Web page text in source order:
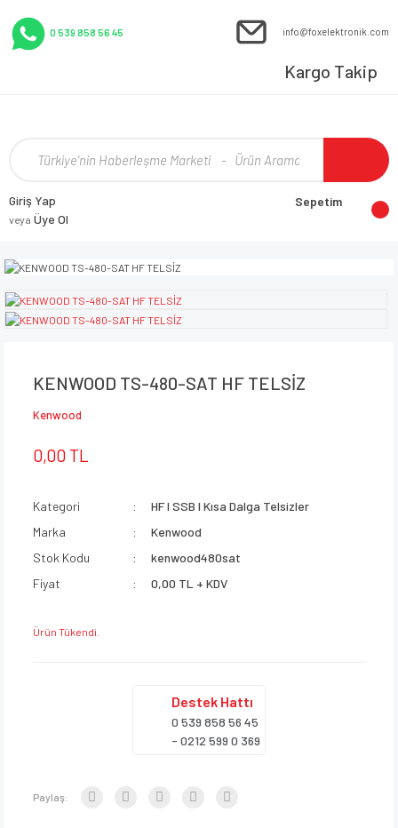
0 539 858 56 45 info@foxelektronik.com
Kargo Takip
Giriş Yap
veya Üye Ol
Sepetim
KENWOOD TS-480-SAT HF TELSİZ
Kenwood
0,00 TL
Kategori
HF I SSB I Kısa Dalga Telsizler
Marka
Kenwood
Stok Kodu
kenwood480sat
Fiyat
0,00 TL + KDV
Ürün Tükendi.
Destek Hattı
0 539 858 56 45
- 0212 599 0 369
Paylaş: